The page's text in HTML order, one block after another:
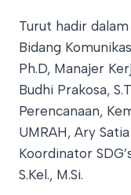
Turut hadir
Bidang
Ph.D, Manajer
Budhi Prakosa,
Perencanaan,
UMRAH, Ary
Koordinator
S.Kel., M.Si.